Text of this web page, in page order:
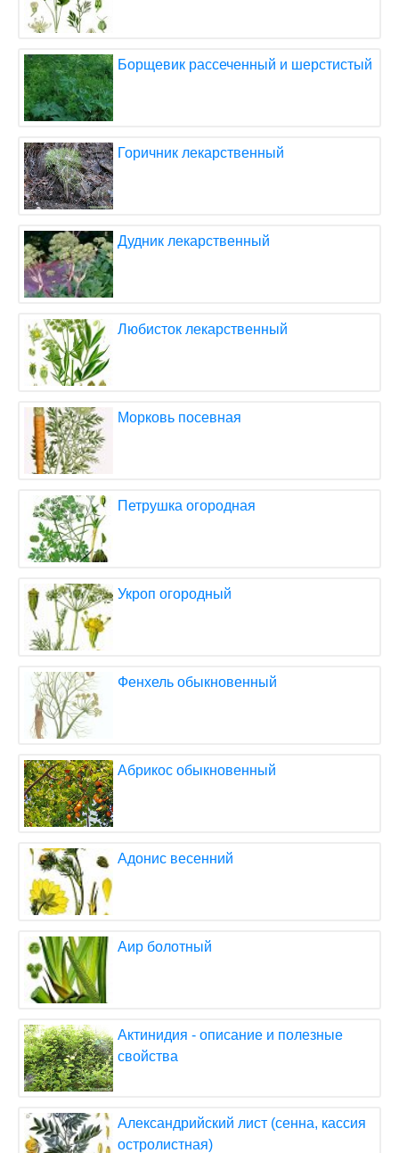
Борщевик рассеченный и шерстистый
Горичник лекарственный
Дудник лекарственный
Любисток лекарственный
Морковь посевная
Петрушка огородная
Укроп огородный
Фенхель обыкновенный
Абрикос обыкновенный
Адонис весенний
Аир болотный
Актинидия - описание и полезные
свойства
Александрийский лист (сенна, кассия
остролистная)